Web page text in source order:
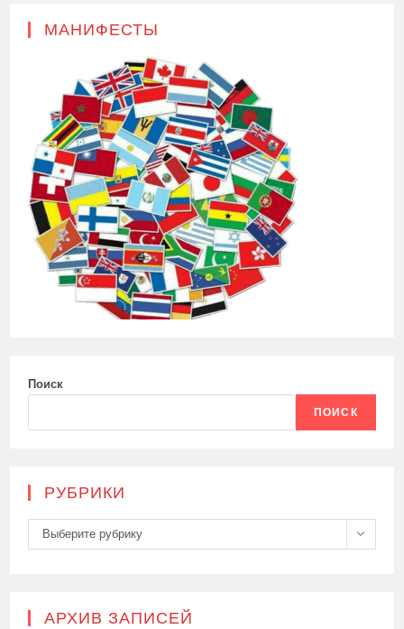
МАНИФЕСТЫ
Поиск
ПОИСК
РУБРИКИ
Рубрики
Выберите рубрику
АРХИВ ЗАПИСЕЙ